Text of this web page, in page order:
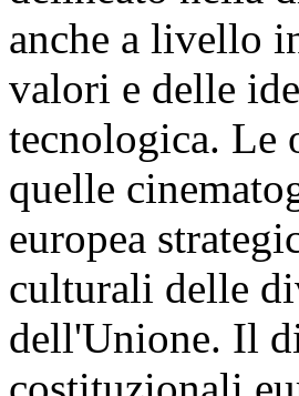
anche a livello
valori e delle
tecnologica. Le
quelle
europea
culturali delle
dell'Unione. Il